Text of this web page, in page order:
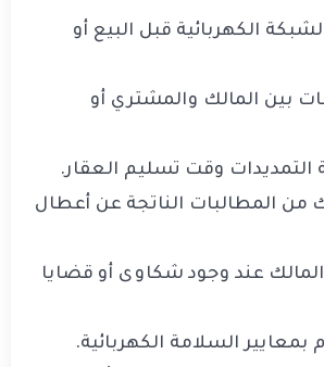
الكهربائية قبل البيع أو
بين المالك والمشتري أو
التمديدات وقت تسليم العقار.
من المطالبات الناتجة عن أعطال
عند وجود شكاوى أو قضايا
بمعايير السلامة الكهربائية.